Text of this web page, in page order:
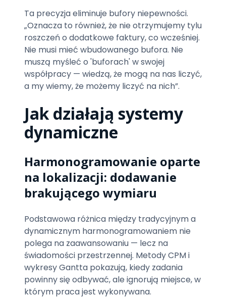
Ta precyzja eliminuje bufory niepewności.
„Oznacza to również, że nie otrzymujemy tylu
roszczeń o dodatkowe faktury, co wcześniej.
Nie musi mieć wbudowanego bufora. Nie
muszą myśleć o 'buforach' w swojej
współpracy — wiedzą, że mogą na nas liczyć,
a my wiemy, że możemy liczyć na nich”.
Jak działają systemy
dynamiczne
Harmonogramowanie oparte
na lokalizacji: dodawanie
brakującego wymiaru
Podstawowa różnica między tradycyjnym a
dynamicznym harmonogramowaniem nie
polega na zaawansowaniu — lecz na
świadomości przestrzennej. Metody CPM i
wykresy Gantta pokazują, kiedy zadania
powinny się odbywać, ale ignorują miejsce, w
którym praca jest wykonywana.